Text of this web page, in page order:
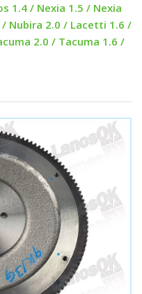
1.4 / Nexia 1.5 / Nexia
Nubira 2.0 / Lacetti 1.6 /
2.0 / Tacuma 1.6 /